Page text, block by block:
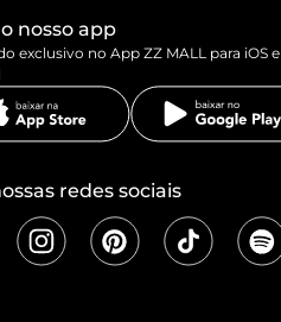
nosso app
exclusivo no App ZZ MALL para iOS e
redes sociais